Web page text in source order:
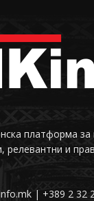
платформа за
релевантни и
| +389 2 32